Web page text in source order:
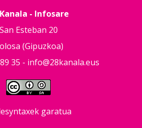
- Infosare
San Esteban 20
(Gipuzkoa)
35 - info@28kanala.eus
garatua